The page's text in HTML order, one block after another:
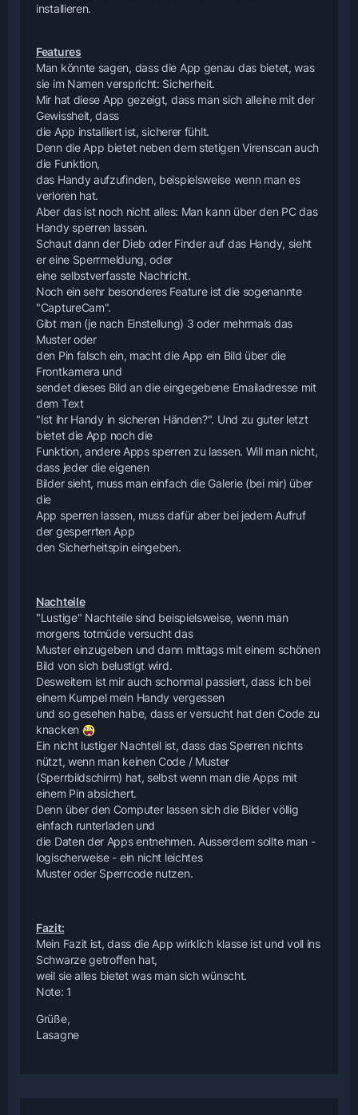
installieren.
Features
Man könnte sagen, dass die App genau das bietet, was
sie im Namen verspricht: Sicherheit.
Mir hat diese App gezeigt, dass man sich alleine mit der
Gewissheit, dass
die App installiert ist, sicherer fühlt.
Denn die App bietet neben dem stetigen Virenscan auch
die Funktion,
das Handy aufzufinden, beispielsweise wenn man es
verloren hat.
Aber das ist noch nicht alles: Man kann über den PC das
Handy sperren lassen.
Schaut dann der Dieb oder Finder auf das Handy, sieht
er eine Sperrmeldung, oder
eine selbstverfasste Nachricht.
Noch ein sehr besonderes Feature ist die sogenannte
"CaptureCam".
Gibt man (je nach Einstellung) 3 oder mehrmals das
Muster oder
den Pin falsch ein, macht die App ein Bild über die
Frontkamera und
sendet dieses Bild an die eingegebene Emailadresse mit
dem Text
"Ist ihr Handy in sicheren Händen?". Und zu guter letzt
bietet die App noch die
Funktion, andere Apps sperren zu lassen. Will man nicht,
dass jeder die eigenen
Bilder sieht, muss man einfach die Galerie (bei mir) über
die
App sperren lassen, muss dafür aber bei jedem Aufruf
der gesperrten App
den Sicherheitspin eingeben.
Nachteile
"Lustige" Nachteile sind beispielsweise, wenn man
morgens totmüde versucht das
Muster einzugeben und dann mittags mit einem schönen
Bild von sich belustigt wird.
Desweitern ist mir auch schonmal passiert, dass ich bei
einem Kumpel mein Handy vergessen
und so gesehen habe, dass er versucht hat den Code zu
knacken
Ein nicht lustiger Nachteil ist, dass das Sperren nichts
nützt, wenn man keinen Code / Muster
(Sperrbildschirm) hat, selbst wenn man die Apps mit
einem Pin absichert.
Denn über den Computer lassen sich die Bilder völlig
einfach runterladen und
die Daten der Apps entnehmen. Ausserdem sollte man -
logischerweise - ein nicht leichtes
Muster oder Sperrcode nutzen.
Fazit:
Mein Fazit ist, dass die App wirklich klasse ist und voll ins
Schwarze getroffen hat,
weil sie alles bietet was man sich wünscht.
Note: 1
Grüße,
Lasagne